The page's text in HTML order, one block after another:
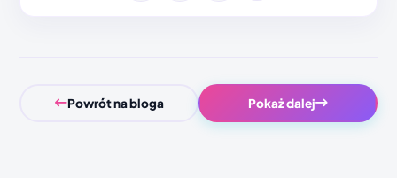
Powrót na bloga Pokaż dalej